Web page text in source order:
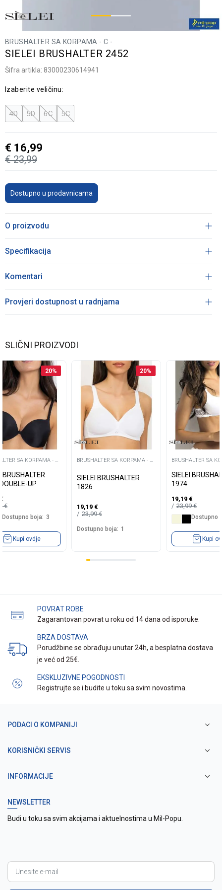
BRUSHALTER SA KORPAMA - C -
SIELEI BRUSHALTER 2452
Šifra artikla: 83000230614941
Izaberite veličinu:
4D 5D 6C 5C
€ 23,99
€ 16,99
Dostupno u prodavnicama
O proizvodu
Specifikacija
Komentari
Provjeri dostupnost u radnjama
SLIČNI PROIZVODI
20%
SA KORPAMA - C
BRUSHALTER
UP
€
€
Dostupno boja: 3
Kupi ovdje
20%
BRUSHALTER SA KORPAMA - C
SIELEI BRUSHALTER
1826
19,19 €
23,99€
Dostupno boja: 1
BRUSHALTER SA
-SIELEI
1974
19,19 €
23,99€
Dostupno
Kupi
POVRAT ROBE
Zagarantovan povrat u roku od 14 dana od isporuke.
BRZA DOSTAVA
Porudžbine se obrađuju unutar 24h, a besplatna dostava
je već od 25€.
EKSKLUZIVNE POGODNOSTI
Registrujte se i budite u toku sa svim novostima.
PODACI O KOMPANIJI
KORISNIČKI SERVIS
INFORMACIJE
NEWSLETTER
Budi u toku sa svim akcijama i aktuelnostima u Mil-Popu.